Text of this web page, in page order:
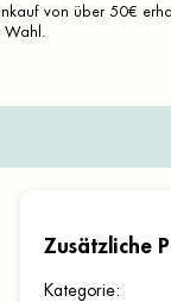
von über 50€
Wahl.
Zusätzliche
Kategorie: